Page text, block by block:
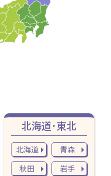
北海道･東北
北海道
青森
秋田
岩手